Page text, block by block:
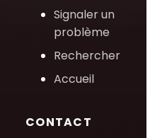
Signaler un
problème
Rechercher
Accueil
CONTACT